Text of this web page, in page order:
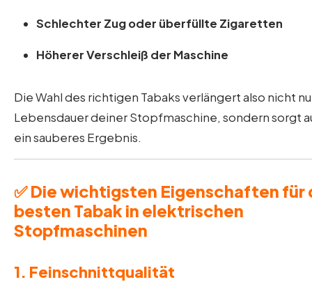
Schlechter Zug oder überfüllte Zigaretten
Höherer Verschleiß der Maschine
Die Wahl des richtigen Tabaks verlängert also nicht
Lebensdauer deiner Stopfmaschine, sondern sorgt
ein sauberes Ergebnis.
✅ Die wichtigsten Eigenschaften für
besten Tabak in elektrischen
Stopfmaschinen
1. Feinschnittqualität